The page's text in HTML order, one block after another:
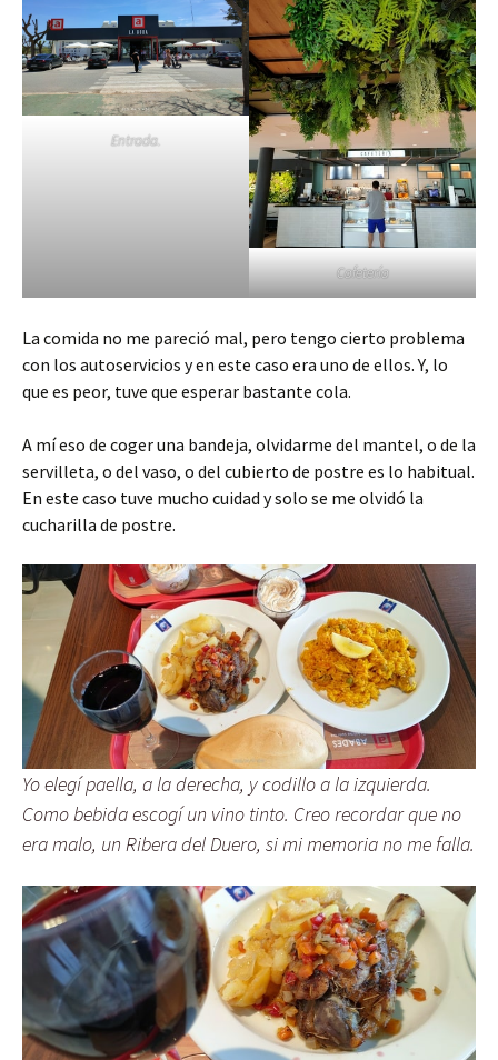
Entrada.
Cafetería
La comida no me pareció mal, pero tengo cierto problema
con los autoservicios y en este caso era uno de ellos. Y, lo
que es peor, tuve que esperar bastante cola.
A mí eso de coger una bandeja, olvidarme del mantel, o de la
servilleta, o del vaso, o del cubierto de postre es lo habitual.
En este caso tuve mucho cuidad y solo se me olvidó la
cucharilla de postre.
Yo elegí paella, a la derecha, y codillo a la izquierda.
Como bebida escogí un vino tinto. Creo recordar que no
era malo, un Ribera del Duero, si mi memoria no me falla.